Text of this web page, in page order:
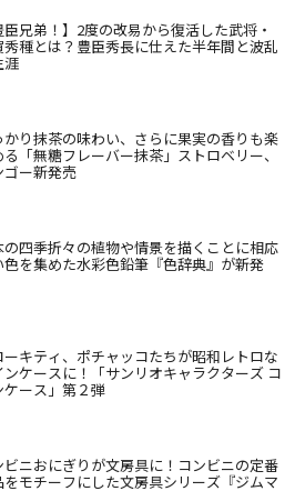
臣兄弟！】2度の改易から復活した武将・
秀種とは？豊臣秀長に仕えた半年間と波乱
涯
かり抹茶の味わい、さらに果実の香りも楽
る「無糖フレーバー抹茶」ストロベリー、
ゴー新発売
の四季折々の植物や情景を描くことに相応
色を集めた水彩色鉛筆『色辞典』が新発
ーキティ、ポチャッコたちが昭和レトロな
ンケースに！「サンリオキャラクターズ コ
ケース」第２弾
ビニおにぎりが文房具に！コンビニの定番
をモチーフにした文房具シリーズ『ジムマ